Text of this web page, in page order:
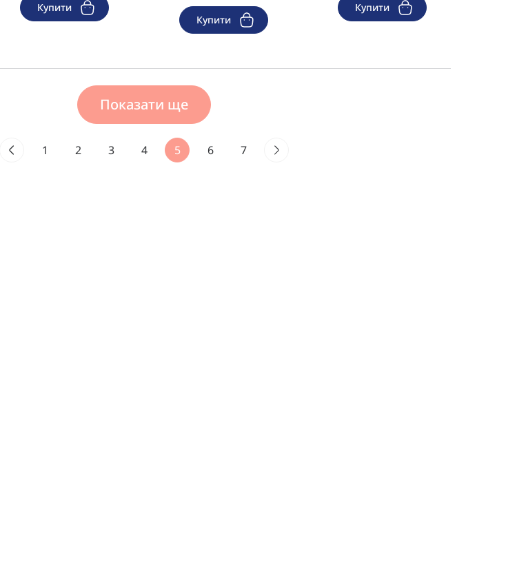
Купити
Купити
Купити
Показати ще
1 2 3 4 5 6 7